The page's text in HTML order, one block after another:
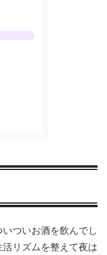
ついお酒を飲んでし
リズムを整えて夜は